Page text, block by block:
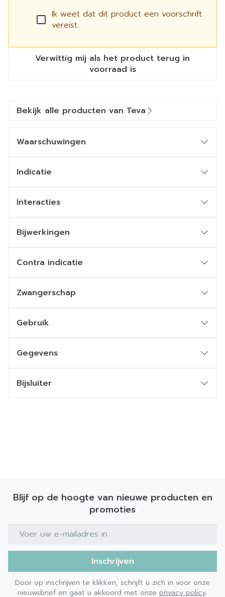
Ik weet dat dit product een voorschrift
vereist.
Verwittig mij als het product terug in
voorraad is
Bekijk alle producten van Teva
Waarschuwingen
Indicatie
Interacties
Bijwerkingen
Contra indicatie
Zwangerschap
Gebruik
Gegevens
Bijsluiter
Blijf op de hoogte van nieuwe producten en
promoties
E-mail adres
Inschrijven
Door op inschrijven te klikken, schrijft u zich in voor onze
nieuwsbrief en gaat u akkoord met onze privacy policy.